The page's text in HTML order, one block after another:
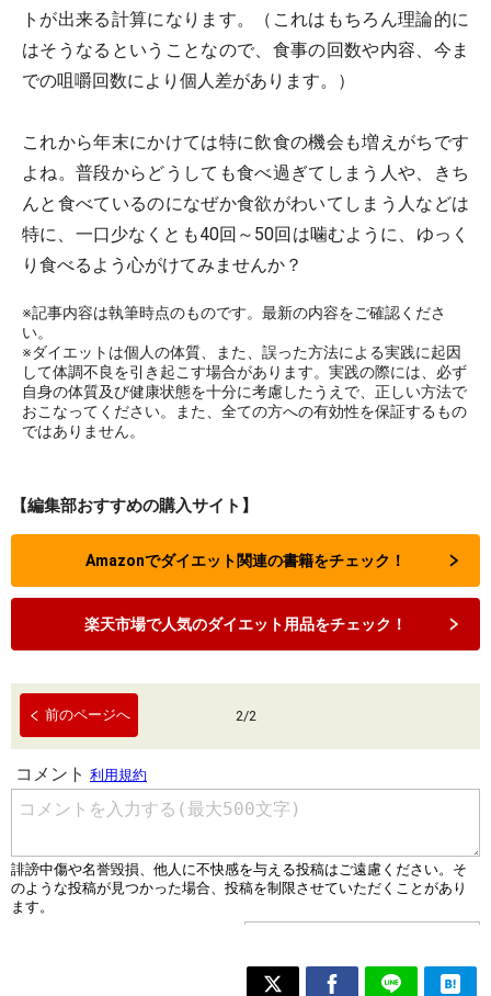
トが出来る計算になります。（これはもちろん理論的に
はそうなるということなので、食事の回数や内容、今ま
での咀嚼回数により個人差があります。）
これから年末にかけては特に飲食の機会も増えがちです
よね。普段からどうしても食べ過ぎてしまう人や、きち
んと食べているのになぜか食欲がわいてしまう人などは
特に、一口少なくとも40回～50回は噛むように、ゆっく
り食べるよう心がけてみませんか？
※記事内容は執筆時点のものです。最新の内容をご確認くださ
い。
※ダイエットは個人の体質、また、誤った方法による実践に起因
して体調不良を引き起こす場合があります。実践の際には、必ず
自身の体質及び健康状態を十分に考慮したうえで、正しい方法で
おこなってください。また、全ての方への有効性を保証するもの
ではありません。
【編集部おすすめの購入サイト】
Amazonでダイエット関連の書籍をチェック！
楽天市場で人気のダイエット用品をチェック！
前のページへ 2/2